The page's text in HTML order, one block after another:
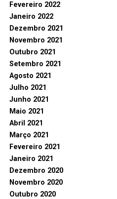
Fevereiro 2022
Janeiro 2022
Dezembro 2021
Novembro 2021
Outubro 2021
Setembro 2021
Agosto 2021
Julho 2021
Junho 2021
Maio 2021
Abril 2021
Março 2021
Fevereiro 2021
Janeiro 2021
Dezembro 2020
Novembro 2020
Outubro 2020